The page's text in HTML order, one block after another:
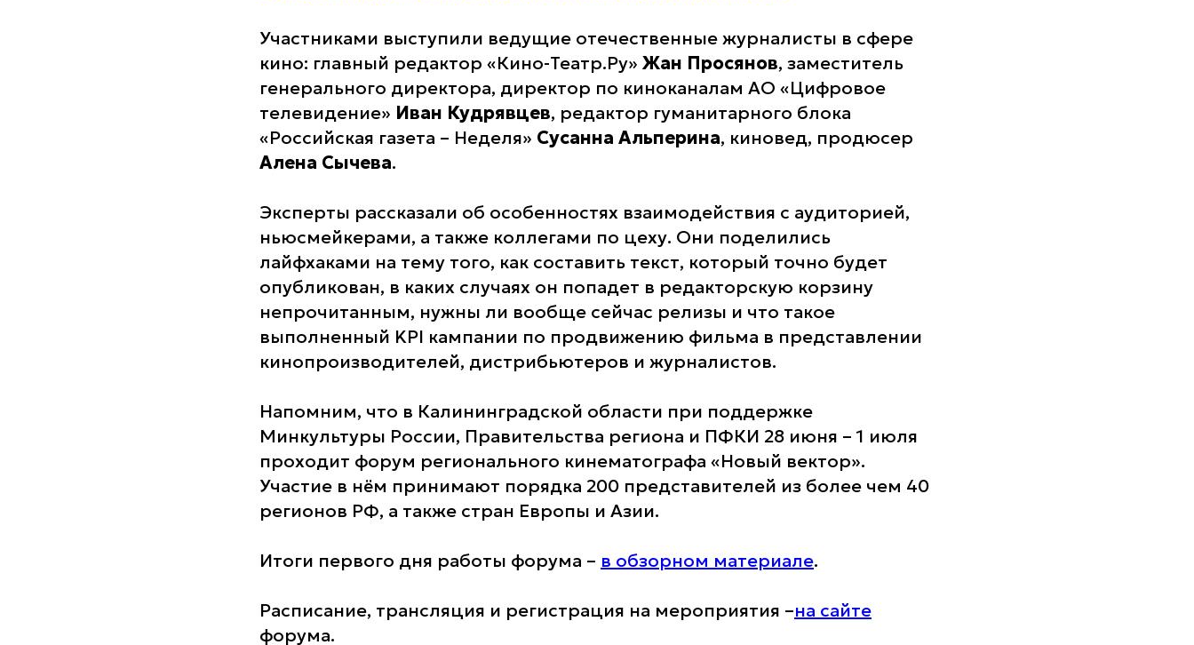
Участниками выступили ведущие отечественные журналисты в сфере
кино: главный редактор «Кино-Театр.Ру» Жан Просянов, заместитель
генерального директора, директор по киноканалам АО «Цифровое
телевидение» Иван Кудрявцев, редактор гуманитарного блока
«Российская газета – Неделя» Сусанна Альперина, киновед, продюсер
Алена Сычева.
Эксперты рассказали об особенностях взаимодействия с аудиторией,
ньюсмейкерами, а также коллегами по цеху. Они поделились
лайфхаками на тему того, как составить текст, который точно будет
опубликован, в каких случаях он попадет в редакторскую корзину
непрочитанным, нужны ли вообще сейчас релизы и что такое
выполненный KPI кампании по продвижению фильма в представлении
кинопроизводителей, дистрибьютеров и журналистов.
Напомним, что в Калининградской области при поддержке
Минкультуры России, Правительства региона и ПФКИ 28 июня – 1 июля
проходит форум регионального кинематографа «Новый вектор».
Участие в нём принимают порядка 200 представителей из более чем 40
регионов РФ, а также стран Европы и Азии.
Итоги первого дня работы форума – в обзорном материале.
Расписание, трансляция и регистрация на мероприятия –на сайте
форума.